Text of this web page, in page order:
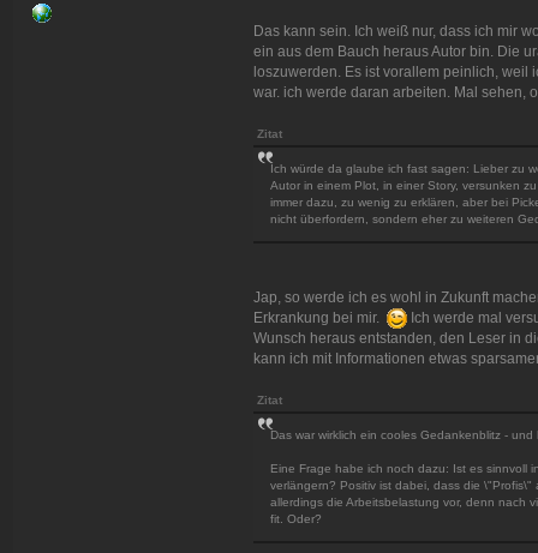
Das kann sein. Ich weiß nur, dass ich mir
ein aus dem Bauch heraus Autor bin. Die
loszuwerden. Es ist vorallem peinlich,
war. ich werde daran arbeiten. Mal sehen,
Zitat
Ich würde da glaube ich fast sagen: Lieber zu
Autor in einem Plot, in einer Story, versunken
immer dazu, zu wenig zu erklären, aber bei
nicht überfordern, sondern eher zu weiteren
Jap, so werde ich es wohl in Zukunft
Erkrankung bei mir.
Ich werde mal
Wunsch heraus entstanden, den Leser in
kann ich mit Informationen etwas
Zitat
Das war wirklich ein cooles Gedankenblitz -
Eine Frage habe ich noch dazu: Ist es sinnvoll
verlängern? Positiv ist dabei, dass die
allerdings die Arbeitsbelastung vor, denn nach
fit. Oder?